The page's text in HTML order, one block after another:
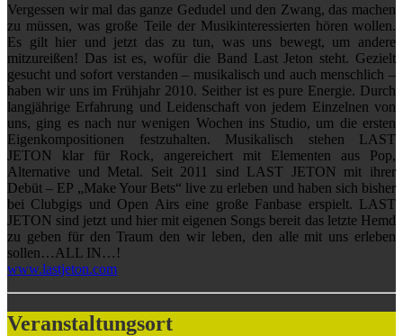
Vergessen wir mal das ganze Gedudel und den Zwang, das machen
zu müssen, was große Teile der Musikinteressierten hören wollen.
Es gilt hier und jetzt das zu tun, was uns bewegt, um andere
mitzureißen! Das ist es, wofür die Band Last Jeton steht. Gezielt
gesucht und sofort verstanden – musikalisch und auch menschlich –
haben wir uns im Frühjahr 2010. Seither ist es pure Energie. Durch
langjährige Erfahrung und Leidenschaft von jedem Einzelnen von
uns, ging es nach nur wenigen Wochen ins Studio, um die ersten
Eigenkompositionen festzuhalten. Musikalisch stehen LAST
JETON klar für Rock, angereichert mit Elementen aus Pop,
Alternative und Metal. Seit 2011 sind LAST JETON mit ihrer
Debüt – EP „Make Your Bets“ live zu erleben und haben sich bisher
bei Clubgigs und Open Airs eine große Fanbase erspielt . LAST
JETON sind jetzt und hier mit eigenen Songs bereit das letzte Hemd
zu geben für den Traum den wir leben, den alle mit uns erleben
sollen…ALL IN…!
www.lastjeton.com
Veranstaltungsort